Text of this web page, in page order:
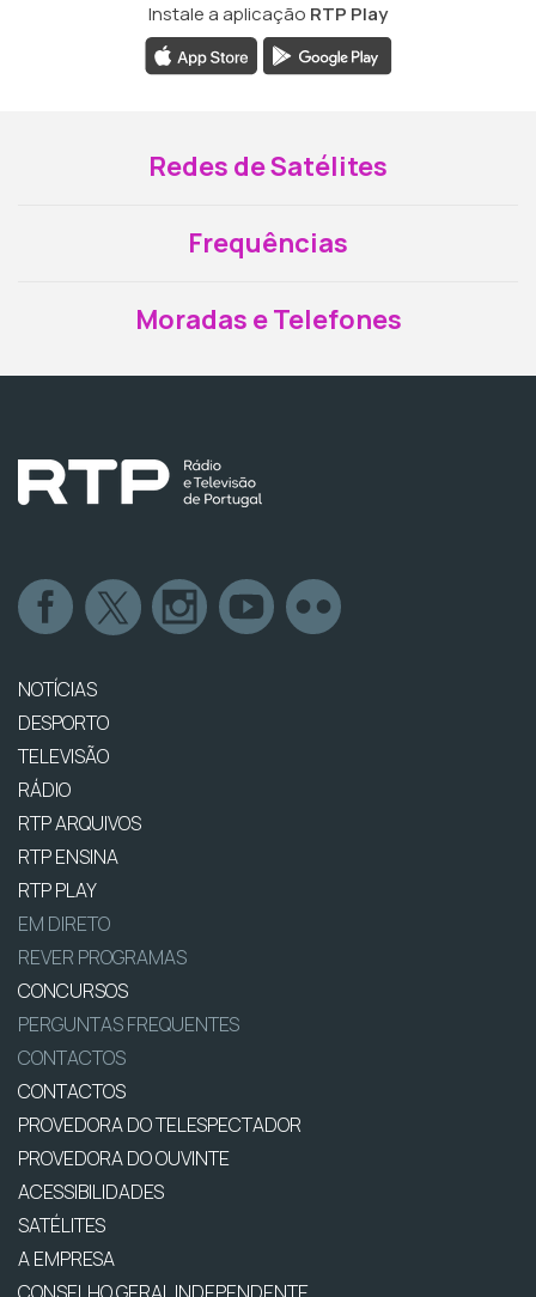
Instale a aplicação RTP Play
Redes de Satélites
Frequências
Moradas e Telefones
NOTÍCIAS
DESPORTO
TELEVISÃO
RÁDIO
RTP ARQUIVOS
RTP ENSINA
RTP PLAY
EM DIRETO
REVER PROGRAMAS
CONCURSOS
PERGUNTAS FREQUENTES
CONTACTOS
CONTACTOS
PROVEDORA DO TELESPECTADOR
PROVEDORA DO OUVINTE
ACESSIBILIDADES
SATÉLITES
A EMPRESA